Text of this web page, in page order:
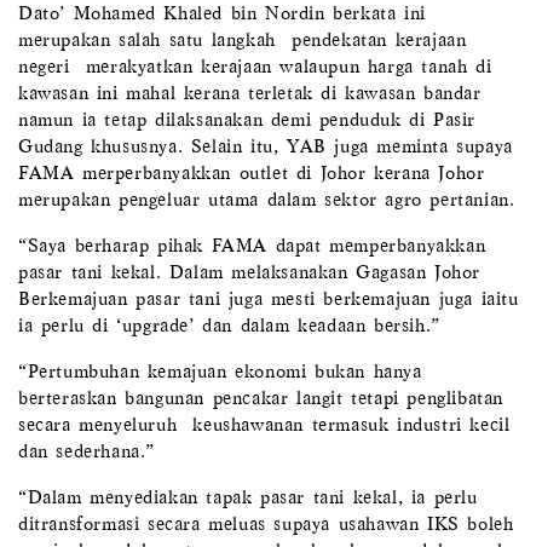
Dato’ Mohamed Khaled bin Nordin berkata ini
merupakan salah satu langkah pendekatan kerajaan
negeri merakyatkan kerajaan walaupun harga tanah di
kawasan ini mahal kerana terletak di kawasan bandar
namun ia tetap dilaksanakan demi penduduk di Pasir
Gudang khususnya. Selain itu, YAB juga meminta supaya
FAMA merperbanyakkan outlet di Johor kerana Johor
merupakan pengeluar utama dalam sektor agro pertanian.
“Saya berharap pihak FAMA dapat memperbanyakkan
pasar tani kekal. Dalam melaksanakan Gagasan Johor
Berkemajuan pasar tani juga mesti berkemajuan juga iaitu
ia perlu di ‘upgrade’ dan dalam keadaan bersih.”
“Pertumbuhan kemajuan ekonomi bukan hanya
berteraskan bangunan pencakar langit tetapi penglibatan
secara menyeluruh keushawanan termasuk industri kecil
dan sederhana.”
“Dalam menyediakan tapak pasar tani kekal, ia perlu
ditransformasi secara meluas supaya usahawan IKS boleh